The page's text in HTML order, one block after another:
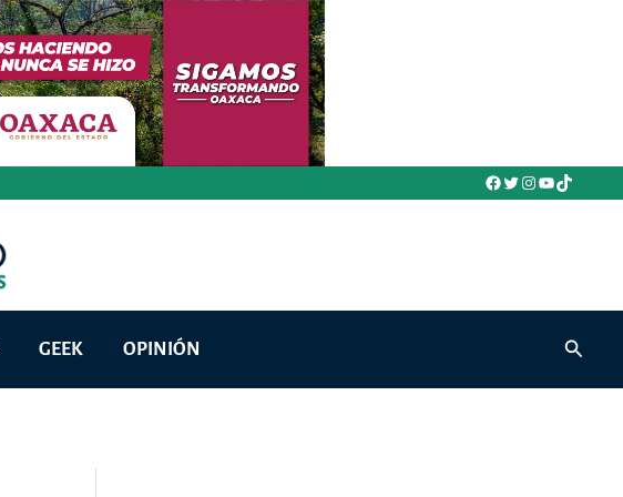
Facebook
Twitter
Instagram
YouTube
TikTok
GEEK OPINIÓN Buscar